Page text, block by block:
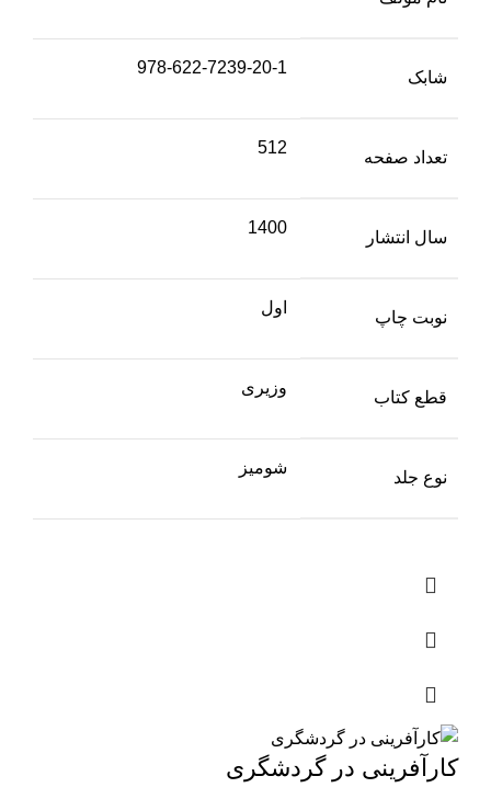
شابک
978-622-7239-20-1
تعداد صفحه
512
سال انتشار
1400
نوبت چاپ
اول
قطع کتاب
وزیری
نوع جلد
شومیز
کارآفرینی در گردشگری